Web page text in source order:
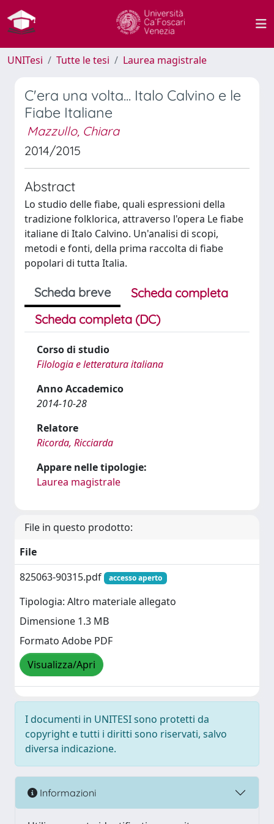
UNITesi Tutte le tesi Laurea magistrale
C'era una volta... Italo Calvino e le
Fiabe Italiane
Mazzullo, Chiara
2014/2015
Abstract
Lo studio delle fiabe, quali espressioni della
tradizione folklorica, attraverso l'opera Le fiabe
italiane di Italo Calvino. Un'analisi di scopi,
metodi e fonti, della prima raccolta di fiabe
popolari di tutta Italia.
Scheda breve
Scheda completa
Scheda completa (DC)
Corso di studio
Filologia e letteratura italiana
Anno Accademico
2014-10-28
Relatore
Ricorda, Ricciarda
Appare nelle tipologie:
Laurea magistrale
File in questo prodotto:
File
825063-90315.pdf
accesso aperto
Tipologia: Altro materiale allegato
Dimensione 1.3 MB
Formato Adobe PDF
Visualizza/Apri
I documenti in UNITESI sono protetti da
copyright e tutti i diritti sono riservati, salvo
diversa indicazione.
Informazioni